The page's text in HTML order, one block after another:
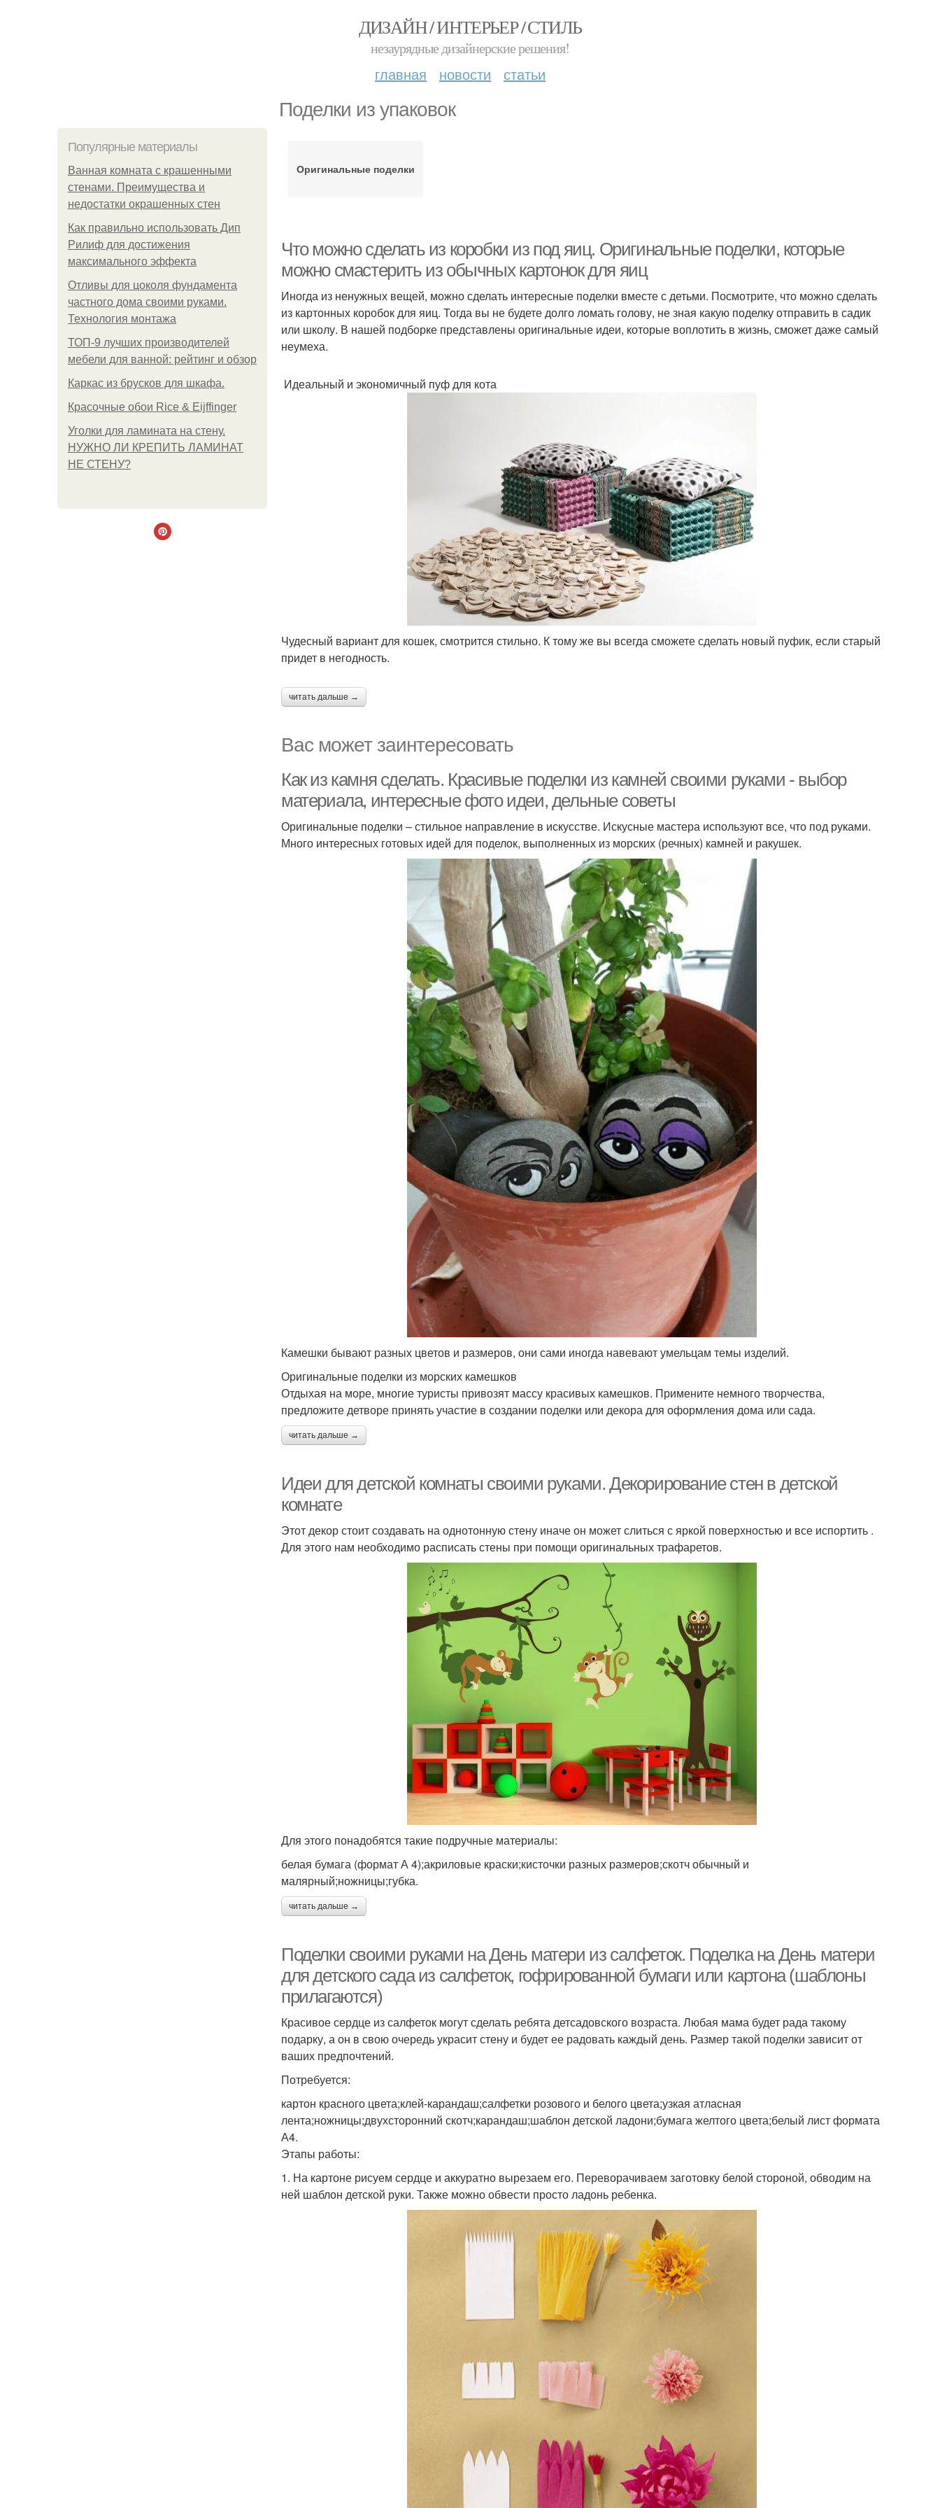
ДИЗАЙН / ИНТЕРЬЕР / СТИЛЬ
незаурядные дизайнерские решения!
главная новости статьи
Поделки из упаковок
Популярные материалы
Ванная комната с крашенными
стенами. Преимущества и
недостатки окрашенных стен
Как правильно использовать Дип
Рилиф для достижения
максимального эффекта
Отливы для цоколя фундамента
частного дома своими руками.
Технология монтажа
ТОП-9 лучших производителей
мебели для ванной: рейтинг и обзор
Каркас из брусков для шкафа.
Красочные обои Rice & Eijffinger
Уголки для ламината на стену.
НУЖНО ЛИ КРЕПИТЬ ЛАМИНАТ
НЕ СТЕНУ?
Оригинальные поделки
Что можно сделать из коробки из под яиц. Оригинальные поделки, которые
можно смастерить из обычных картонок для яиц
Иногда из ненужных вещей, можно сделать интересные поделки вместе с детьми. Посмотрите, что можно сделать
из картонных коробок для яиц. Тогда вы не будете долго ломать голову, не зная какую поделку отправить в садик
или школу. В нашей подборке представлены оригинальные идеи, которые воплотить в жизнь, сможет даже самый
неумеха.
Идеальный и экономичный пуф для кота
Чудесный вариант для кошек, смотрится стильно. К тому же вы всегда сможете сделать новый пуфик, если старый
придет в негодность.
читать дальше →
Вас может заинтересовать
Как из камня сделать. Красивые поделки из камней своими руками - выбор
материала, интересные фото идеи, дельные советы
Оригинальные поделки – стильное направление в искусстве. Искусные мастера используют все, что под руками.
Много интересных готовых идей для поделок, выполненных из морских (речных) камней и ракушек.
Камешки бывают разных цветов и размеров, они сами иногда навевают умельцам темы изделий.
Оригинальные поделки из морских камешков
Отдыхая на море, многие туристы привозят массу красивых камешков. Примените немного творчества,
предложите детворе принять участие в создании поделки или декора для оформления дома или сада.
читать дальше →
Идеи для детской комнаты своими руками. Декорирование стен в детской
комнате
Этот декор стоит создавать на однотонную стену иначе он может слиться с яркой поверхностью и все испортить .
Для этого нам необходимо расписать стены при помощи оригинальных трафаретов.
Для этого понадобятся такие подручные материалы:
белая бумага (формат А 4);акриловые краски;кисточки разных размеров;скотч обычный и
малярный;ножницы;губка.
читать дальше →
Поделки своими руками на День матери из салфеток. Поделка на День матери
для детского сада из салфеток, гофрированной бумаги или картона (шаблоны
прилагаются)
Красивое сердце из салфеток могут сделать ребята детсадовского возраста. Любая мама будет рада такому
подарку, а он в свою очередь украсит стену и будет ее радовать каждый день. Размер такой поделки зависит от
ваших предпочтений.
Потребуется:
картон красного цвета;клей-карандаш;салфетки розового и белого цвета;узкая атласная
лента;ножницы;двухсторонний скотч;карандаш;шаблон детской ладони;бумага желтого цвета;белый лист формата
А4.
Этапы работы:
1. На картоне рисуем сердце и аккуратно вырезаем его. Переворачиваем заготовку белой стороной, обводим на
ней шаблон детской руки. Также можно обвести просто ладонь ребенка.